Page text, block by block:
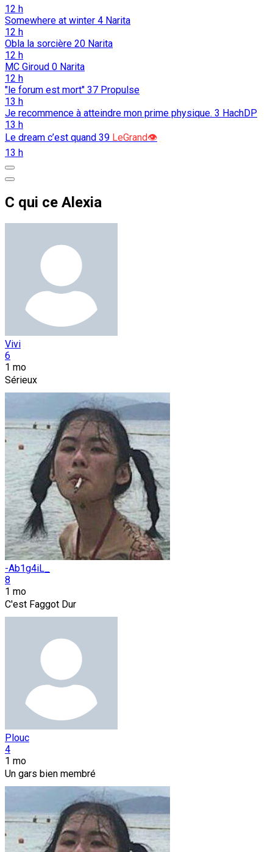
12 h
Somewhere at winter 4 Narita
12 h
Obla la sorcière 20 Narita
12 h
MC Giroud 0 Narita
12 h
"le forum est mort" 37 Propulse
13 h
Je recommence à atteindre mon prime physique. 3 HachDP
13 h
Le dream c’est quand 39 LeGrand👁️
13 h
C qui ce Alexia
Vivi
6
1 mo
Sérieux
-Ab1g4iL_
8
1 mo
C'est Faggot Dur
Plouc
4
1 mo
Un gars bien membré